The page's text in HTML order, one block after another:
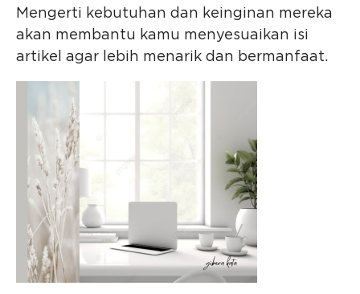
Mengerti kebutuhan dan keinginan mereka
akan membantu kamu menyesuaikan isi
artikel agar lebih menarik dan bermanfaat.